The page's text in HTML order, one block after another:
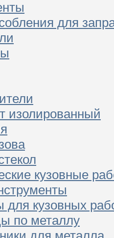
для
изолированный
кузовные
для кузовных
по металлу